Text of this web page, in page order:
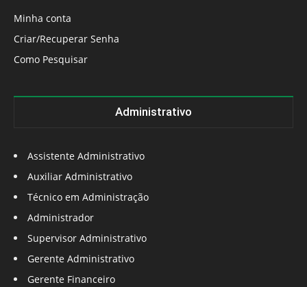
Minha conta
Criar/Recuperar Senha
Como Pesquisar
Administrativo
Assistente Administrativo
Auxiliar Administrativo
Técnico em Administração
Administrador
Supervisor Administrativo
Gerente Administrativo
Gerente Financeiro